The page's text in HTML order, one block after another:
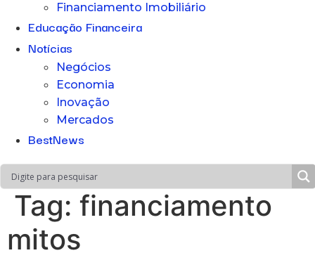
Financiamento Imobiliário
Educação Financeira
Notícias
Negócios
Economia
Inovação
Mercados
BestNews
Tag: financiamento
mitos